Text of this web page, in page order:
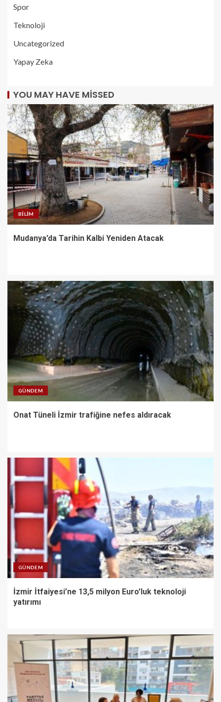
Spor
Teknoloji
Uncategorized
Yapay Zeka
YOU MAY HAVE MISSED
BILIM
Mudanya’da Tarihin Kalbi Yeniden Atacak
GÜNDEM
Onat Tüneli İzmir trafiğine nefes aldıracak
GÜNDEM
İzmir İtfaiyesi’ne 13,5 milyon Euro’luk teknoloji
yatırımı